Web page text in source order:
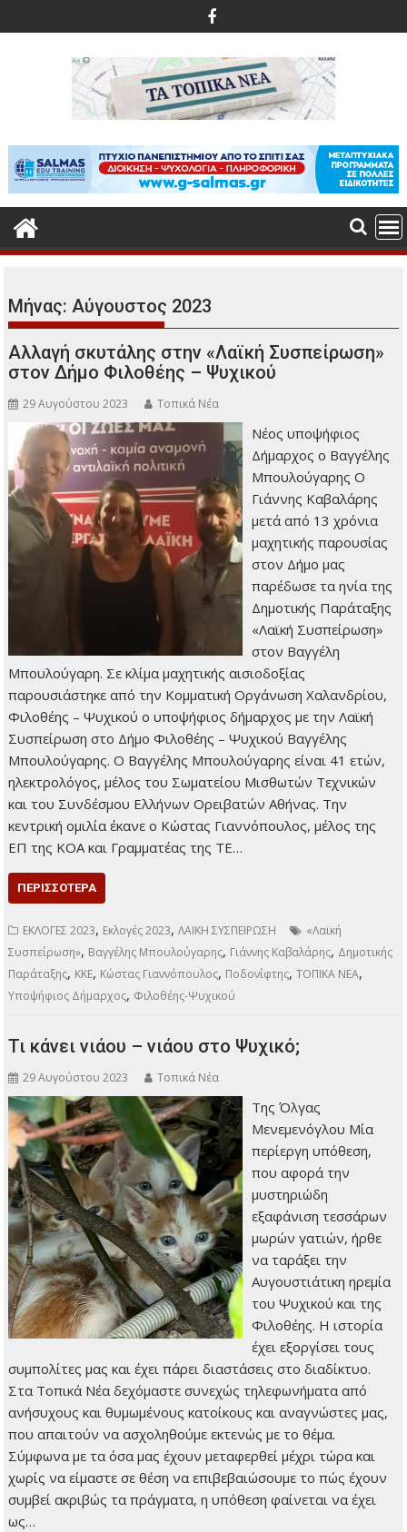
στο
περιεχόμενο
Μήνας:Αύγουστος 2023
Αλλαγή σκυτάλης στην «Λαϊκή Συσπείρωση»
στον Δήμο Φιλοθέης – Ψυχικού
29 Αυγούστου 2023 Τοπικά Νέα
Νέος υποψήφιος
Δήμαρχος ο Βαγγέλης
Μπουλούγαρης Ο
Γιάννης Καβαλάρης
μετά από 13 χρόνια
μαχητικής παρουσίας
στον Δήμο μας
παρέδωσε τα ηνία της
Δημοτικής Παράταξης
«Λαϊκή Συσπείρωση»
στον Βαγγέλη
Μπουλούγαρη. Σε κλίμα μαχητικής αισιοδοξίας
παρουσιάστηκε από την Κομματική Οργάνωση Χαλανδρίου,
Φιλοθέης – Ψυχικού ο υποψήφιος δήμαρχος με την Λαϊκή
Συσπείρωση στο Δήμο Φιλοθέης – Ψυχικού Βαγγέλης
Μπουλούγαρης. Ο Βαγγέλης Μπουλούγαρης είναι 41 ετών,
ηλεκτρολόγος, μέλος του Σωματείου Μισθωτών Τεχνικών
και του Συνδέσμου Ελλήνων Ορειβατών Αθήνας. Την
κεντρική ομιλία έκανε ο Κώστας Γιαννόπουλος, μέλος της
ΕΠ της ΚΟΑ και Γραμματέας της ΤΕ…
ΠΕΡΙΣΣΌΤΕΡΑ
ΕΚΛΟΓΕΣ 2023, Εκλογές 2023,ΛΑΙΚΗ ΣΥΣΠΕΙΡΩΣΗ
«Λαϊκή
Συσπείρωση», Βαγγέλης Μπουλούγαρης, Γιάννης Καβαλάρης, Δημοτικής
Παράταξης, ΚΚΕ, Κώστας Γιαννόπουλος, Ποδονίφτης,ΤΟΠΙΚΑ ΝΕΑ,
Υποψήφιος Δήμαρχος, Φιλοθέης-Ψυχικού
Τι κάνει νιάου – νιάου στο Ψυχικό;
29 Αυγούστου 2023 Τοπικά Νέα
Της Όλγας
Μενεμενόγλου Μία
περίεργη υπόθεση,
που αφορά την
μυστηριώδη
εξαφάνιση τεσσάρων
μωρών γατιών, ήρθε
να ταράξει την
Αυγουστιάτικη ηρεμία
του Ψυχικού και της
Φιλοθέης. Η ιστορία
έχει εξοργίσει τους
συμπολίτες μας και έχει πάρει διαστάσεις στο διαδίκτυο.
Στα Τοπικά Νέα δεχόμαστε συνεχώς τηλεφωνήματα από
ανήσυχους και θυμωμένους κατοίκους και αναγνώστες μας,
που απαιτούν να ασχοληθούμε εκτενώς με το θέμα.
Σύμφωνα με τα όσα μας έχουν μεταφερθεί μέχρι τώρα και
χωρίς να είμαστε σε θέση να επιβεβαιώσουμε το πώς έχουν
συμβεί ακριβώς τα πράγματα, η υπόθεση φαίνεται να έχει
ως…